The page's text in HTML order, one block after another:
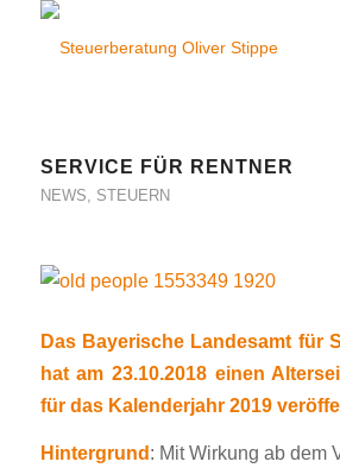
SERVICE FÜR RENTNER
NEWS, STEUERN
Das Bayerische Landesamt für
hat am 23.10.2018 einen
für das Kalenderjahr 2019
Hintergrund : Mit Wirkung ab dem